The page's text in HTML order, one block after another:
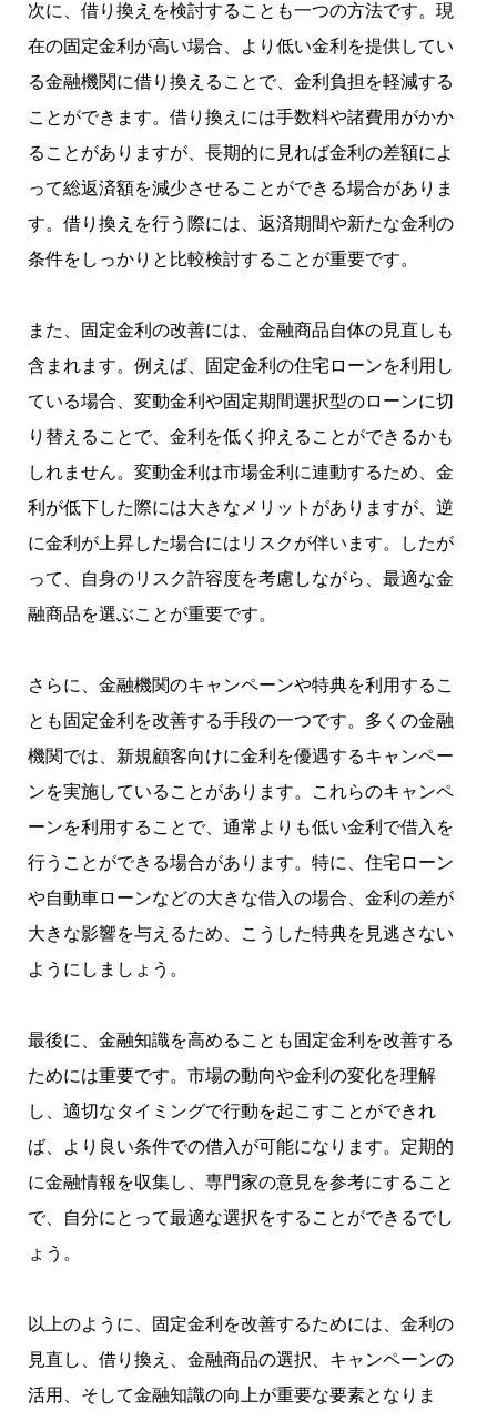
次に、借り換えを検討することも一つの方法です。現
在の固定金利が高い場合、より低い金利を提供してい
る金融機関に借り換えることで、金利負担を軽減する
ことができます。借り換えには手数料や諸費用がかか
ることがありますが、長期的に見れば金利の差額によ
って総返済額を減少させることができる場合がありま
す。借り換えを行う際には、返済期間や新たな金利の
条件をしっかりと比較検討することが重要です。
また、固定金利の改善には、金融商品自体の見直しも
含まれます。例えば、固定金利の住宅ローンを利用し
ている場合、変動金利や固定期間選択型のローンに切
り替えることで、金利を低く抑えることができるかも
しれません。変動金利は市場金利に連動するため、金
利が低下した際には大きなメリットがありますが、逆
に金利が上昇した場合にはリスクが伴います。したが
って、自身のリスク許容度を考慮しながら、最適な金
融商品を選ぶことが重要です。
さらに、金融機関のキャンペーンや特典を利用するこ
とも固定金利を改善する手段の一つです。多くの金融
機関では、新規顧客向けに金利を優遇するキャンペー
ンを実施していることがあります。これらのキャンペ
ーンを利用することで、通常よりも低い金利で借入を
行うことができる場合があります。特に、住宅ローン
や自動車ローンなどの大きな借入の場合、金利の差が
大きな影響を与えるため、こうした特典を見逃さない
ようにしましょう。
最後に、金融知識を高めることも固定金利を改善する
ためには重要です。市場の動向や金利の変化を理解
し、適切なタイミングで行動を起こすことができれ
ば、より良い条件での借入が可能になります。定期的
に金融情報を収集し、専門家の意見を参考にすること
で、自分にとって最適な選択をすることができるでし
ょう。
以上のように、固定金利を改善するためには、金利の
見直し、借り換え、金融商品の選択、キャンペーンの
活用、そして金融知識の向上が重要な要素となりま